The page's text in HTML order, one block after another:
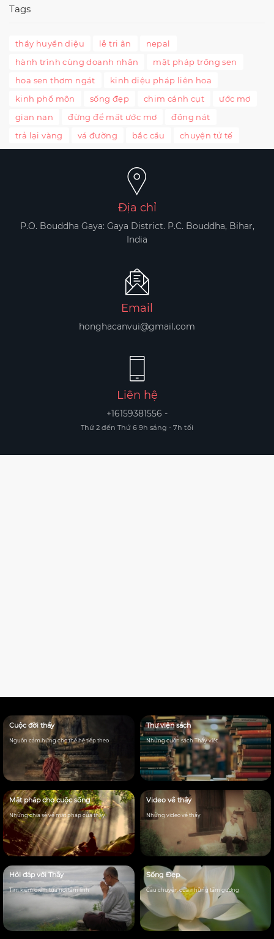
Tags
thầy huyền diệu lễ tri ân
nepal
hành trình cùng doanh nhân
mật pháp trồng sen
hoa sen thơm ngát
kinh diệu pháp liên hoa
kinh phổ môn
sống đẹp chim cánh cụt
ước mơ
gian nan
đừng để mất ước mơ
đồng nát
trả lại vàng
vá đường bắc cầu chuyện tử tế
Địa chỉ
P.O. Bouddha Gaya: Gaya District. P.C. Bouddha, Bihar,
India
Email
honghacanvui@gmail.com
Liên hệ
+16159381556 -
Thứ 2 đến Thứ 6 9h sáng - 7h tối
Cuộc đời thầy
Nguồn cảm hứng cho thế hệ tiếp theo
Thư viện sách
Những cuốn sách Thầy viêt
Mật pháp cho cuộc sống
Những chia sẻ về mật pháp của thầy
Video về thầy
Những video về thầy
Hỏi đáp với Thầy
Tìm kiếm điểm tựa nơi tâm linh
Sống Đẹp
Câu chuyện của những tấm gương